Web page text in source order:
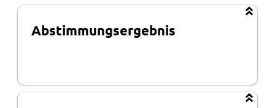
Abstimmungsergebnis